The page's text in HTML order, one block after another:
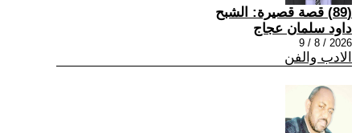
(89) قصة قصيرة: الشبح
داود سلمان عجاج
2026 / 8 / 9
الادب والفن